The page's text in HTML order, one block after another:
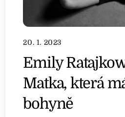
20. 1. 2023
Emily
Matka, která
bohyně